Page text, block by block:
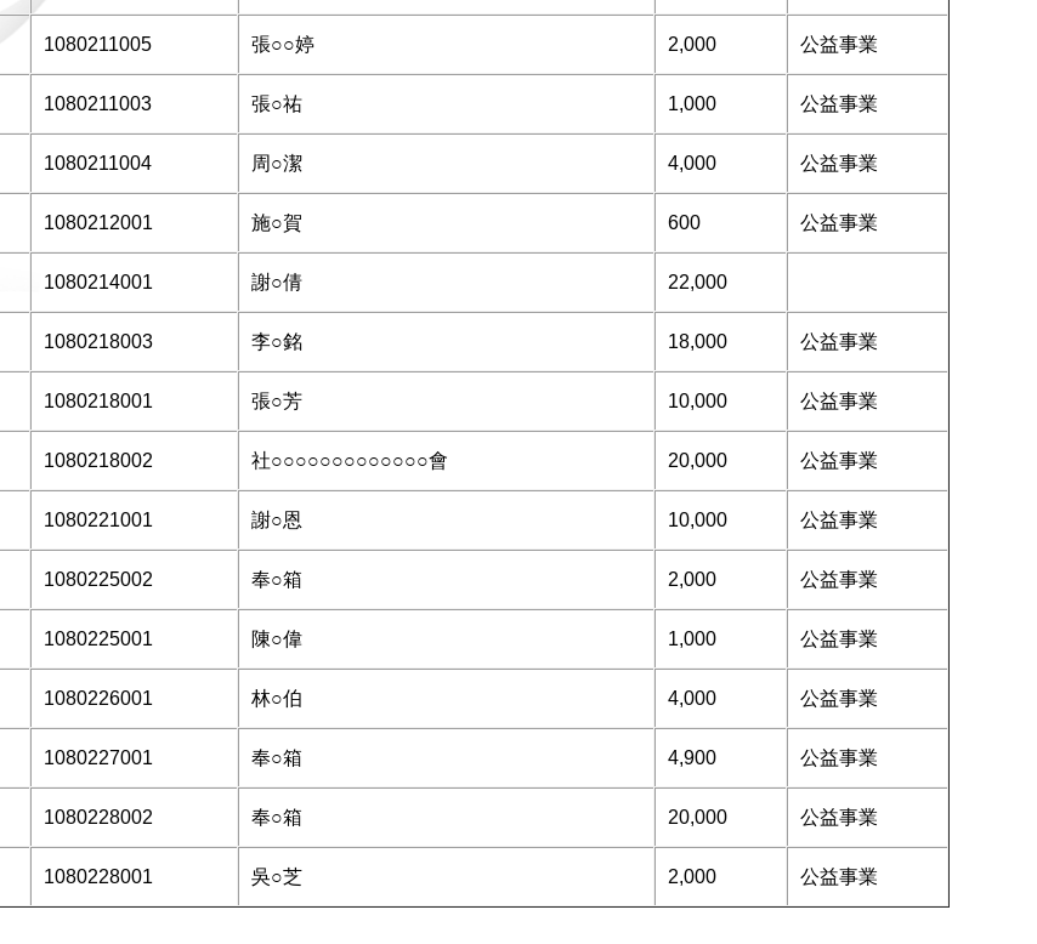
1080211005 張○○婷 2,000 公益事業
1080211003 張○祐 1,000 公益事業
1080211004 周○潔 4,000 公益事業
1080212001 施○賀 600 公益事業
1080214001 謝○倩 22,000
1080218003 李○銘 18,000 公益事業
1080218001 張○芳 10,000 公益事業
1080218002 社○○○○○○○○○○○○○會 20,000 公益事業
1080221001 謝○恩 10,000 公益事業
1080225002 奉○箱 2,000 公益事業
1080225001 陳○偉 1,000 公益事業
1080226001 林○伯 4,000 公益事業
1080227001 奉○箱 4,900 公益事業
1080228002 奉○箱 20,000 公益事業
1080228001 吳○芝 2,000 公益事業